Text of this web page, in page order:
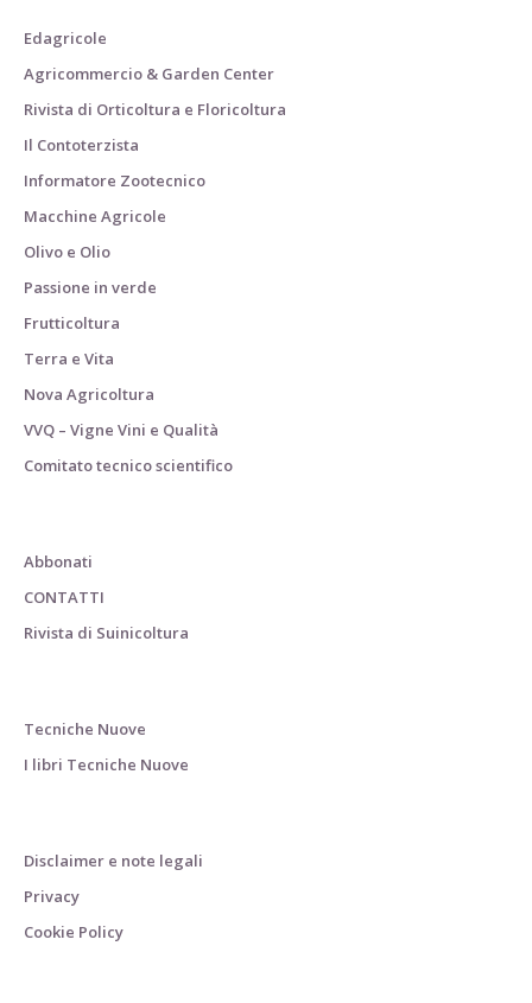
Edagricole
Agricommercio & Garden Center
Rivista di Orticoltura e Floricoltura
Il Contoterzista
Informatore Zootecnico
Macchine Agricole
Olivo e Olio
Passione in verde
Frutticoltura
Terra e Vita
Nova Agricoltura
VVQ – Vigne Vini e Qualità
Comitato tecnico scientifico
Abbonati
CONTATTI
Rivista di Suinicoltura
Tecniche Nuove
I libri Tecniche Nuove
Disclaimer e note legali
Privacy
Cookie Policy